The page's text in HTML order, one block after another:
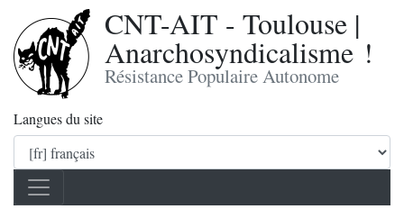
CNT-AIT - Toulouse |
Anarchosyndicalisme !
Résistance Populaire Autonome
Langues du site